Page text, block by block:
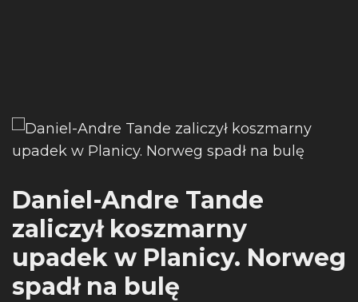
Daniel-Andre Tande
zaliczył koszmarny
upadek w Planicy. Norweg
spadł na bulę